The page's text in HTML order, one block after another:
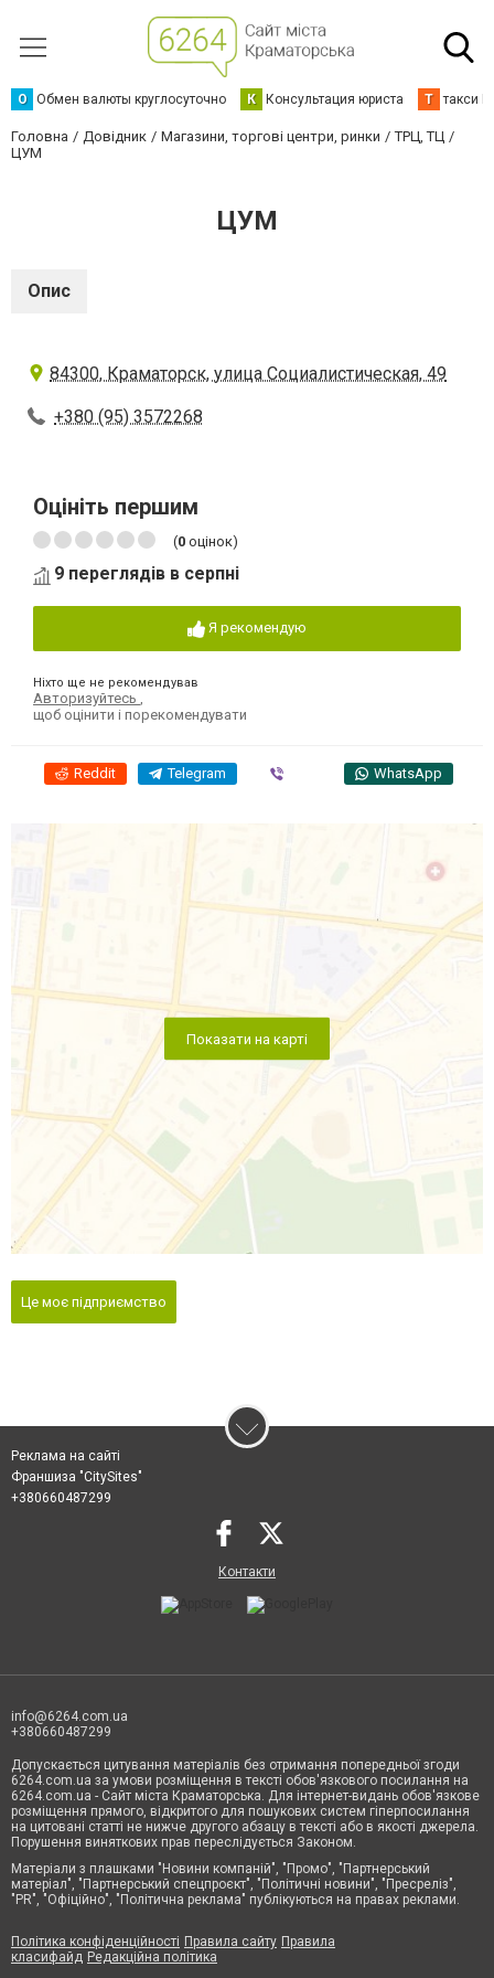
О Обмен валюты круглосуточно К Консультация юриста Т такси
Головна Довідник Магазини, торгові центри, ринки
ТРЦ, ТЦ
ЦУМ
ЦУМ
Опис
84300, Краматорск, улица Социалистическая, 49
+380 (95) 3572268
Оцініть першим
(0 оцінок)
9 переглядів в серпні
Я рекомендую
Ніхто ще не рекомендував
Авторизуйтесь
щоб оцінити і порекомендувати
Reddit Telegram WhatsApp
Показати на карті
Це моє підприємство
Реклама на сайті
Франшиза "CitySites"
+380660487299
Контакти
info@6264.com.ua
+380660487299
Допускається цитування матеріалів без отримання попередньої згоди
6264.com.ua за умови розміщення в тексті обов'язкового посилання на
6264.com.ua - Сайт міста Краматорська. Для інтернет-видань обов'язкове
розміщення прямого, відкритого для пошукових систем гіперпосилання
на цитовані статті не нижче другого абзацу в тексті або в якості джерела.
Порушення виняткових прав переслідується Законом.
Матеріали з плашками "Новини компаній", "Промо", "Партнерський
матеріал", "Партнерський спецпроєкт", "Політичні новини", "Пресреліз",
"PR", "Офіційно", "Політична реклама" публікуються на правах реклами.
Політика конфіденційності Правила сайту Правила
класифайд Редакційна політика